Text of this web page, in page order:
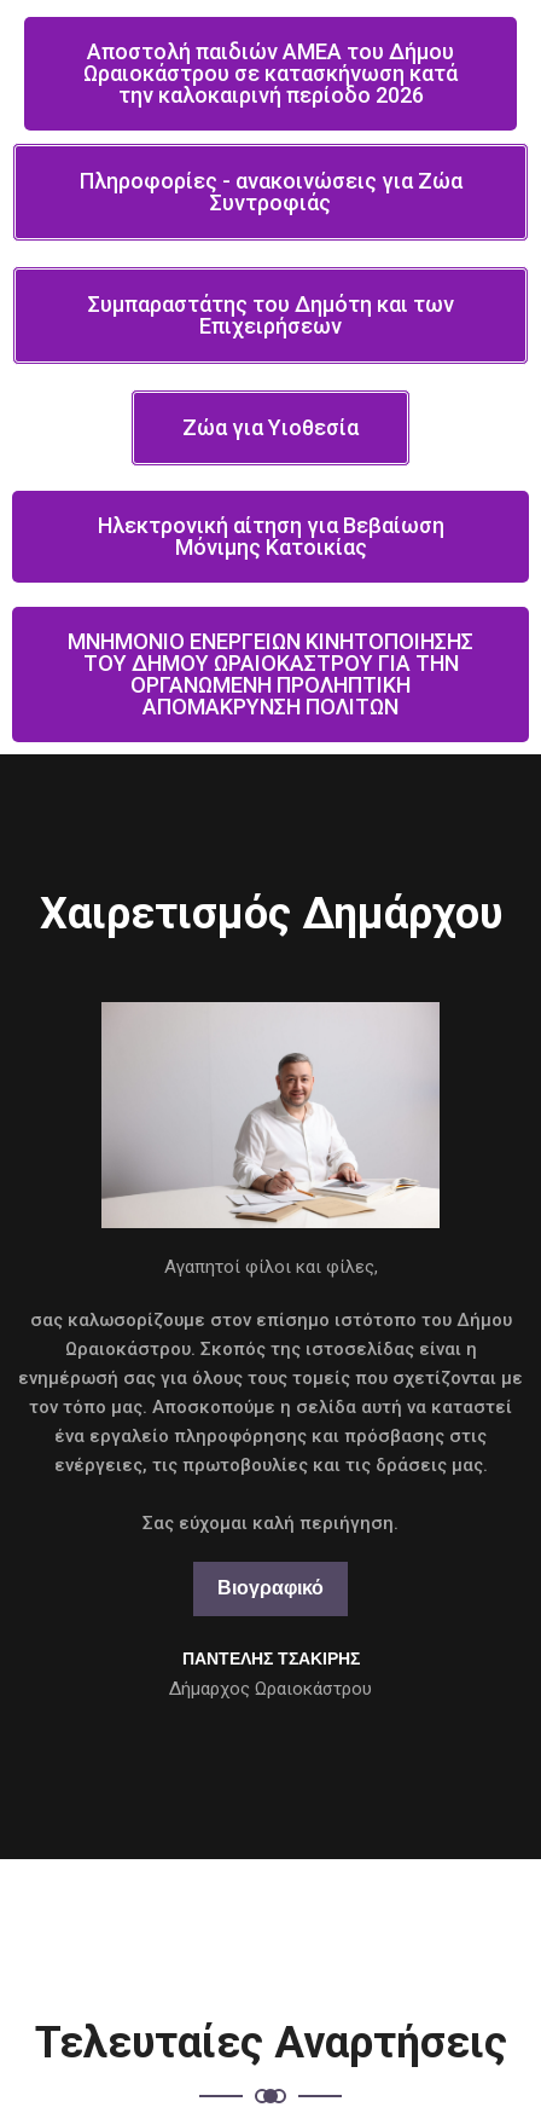
Αποστολή παιδιών ΑΜΕΑ του Δήμου
Ωραιοκάστρου σε κατασκήνωση κατά
την καλοκαιρινή περίοδο 2026
Πληροφορίες - ανακοινώσεις για Ζώα
Συντροφιάς
Συμπαραστάτης του Δημότη και των
Επιχειρήσεων
Ζώα για Υιοθεσία
Ηλεκτρονική αίτηση για Βεβαίωση
Μόνιμης Κατοικίας
ΜΝΗΜΟΝΙΟ ΕΝΕΡΓΕΙΩΝ ΚΙΝΗΤΟΠΟΙΗΣΗΣ
ΤΟΥ ΔΗΜΟΥ ΩΡΑΙΟΚΑΣΤΡΟΥ ΓΙΑ ΤΗΝ
ΟΡΓΑΝΩΜΕΝΗ ΠΡΟΛΗΠΤΙΚΗ
ΑΠΟΜΑΚΡΥΝΣΗ ΠΟΛΙΤΩΝ
Χαιρετισμός Δημάρχου
Αγαπητοί φίλοι και φίλες,
σας καλωσορίζουμε στον επίσημο ιστότοπο του Δήμου
Ωραιοκάστρου. Σκοπός της ιστοσελίδας είναι η
ενημέρωσή σας για όλους τους τομείς που σχετίζονται με
τον τόπο μας. Αποσκοπούμε η σελίδα αυτή να καταστεί
ένα εργαλείο πληροφόρησης και πρόσβασης στις
ενέργειες, τις πρωτοβουλίες και τις δράσεις μας.
Σας εύχομαι καλή περιήγηση.
Βιογραφικό
ΠΑΝΤΕΛΗΣ ΤΣΑΚΙΡΗΣ
Δήμαρχος Ωραιοκάστρου
Τελευταίες Αναρτήσεις